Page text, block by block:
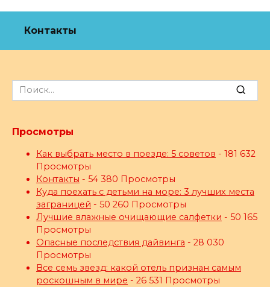
Контакты
Search
for:
Просмотры
Как выбрать место в поезде: 5 советов - 181 632
Просмотры
Контакты - 54 380 Просмотры
Куда поехать с детьми на море: 3 лучших места
заграницей - 50 260 Просмотры
Лучшие влажные очищающие салфетки - 50 165
Просмотры
Опасные последствия дайвинга - 28 030
Просмотры
Все семь звезд: какой отель признан самым
роскошным в мире - 26 531 Просмотры